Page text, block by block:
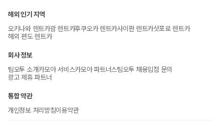
해외 인기 지역
오키나와 렌트카괌 렌트카후쿠오카 렌트카사이판 렌트카삿포로 렌트카
해외 편도 렌트카
회사 정보
팀오투 소개카모아 서비스카모아 파트너스팀오투 채용입점 문의
광고 제휴 파트너
통합 약관
개인정보 처리방침이용약관